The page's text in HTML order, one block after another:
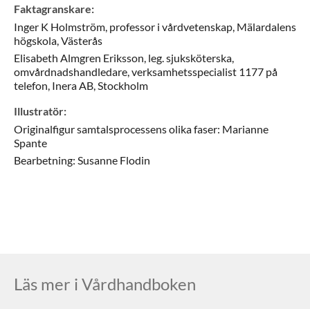
Faktagranskare:
Inger K Holmström, professor i vårdvetenskap, Mälardalens
högskola, Västerås
Elisabeth Almgren Eriksson, leg. sjuksköterska,
omvårdnadshandledare, verksamhetsspecialist 1177 på
telefon, Inera AB, Stockholm
Illustratör:
Originalfigur samtalsprocessens olika faser: Marianne
Spante
Bearbetning: Susanne Flodin
Läs mer i Vårdhandboken